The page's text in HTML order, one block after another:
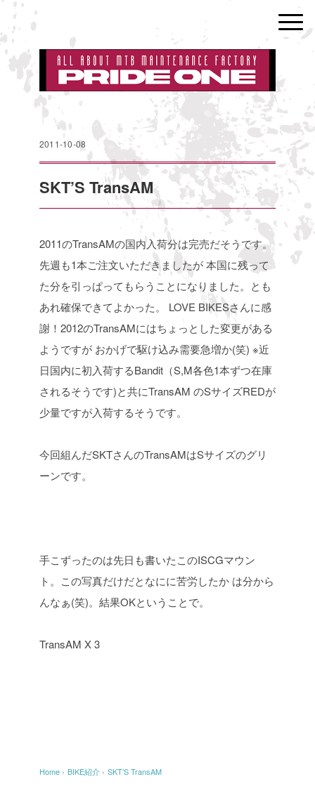
2011-10-08
SKT’S TransAM
2011のTransAMの国内入荷分は完売だそうです。
先週も1本ご注文いただきましたが本国に残って
た分を引っぱってもらうことになりました。とも
あれ確保できてよかった。
LOVE BIKESさんに感
謝！2012のTransAMにはちょっとした変更がある
ようですが おかげで駆け込み需要急増か(笑) ※近
日国内に初入荷するBandit（S,M各色1本ずつ在庫
されるそうです)と共にTransAM のSサイズREDが
少量ですが入荷するそうです。
今回組んだSKTさんのTransAMはSサイズのグリ
ーンです。
手こずったのは先日も書いたこのISCGマウン
ト。この写真だけだとなにに苦労したか は分から
んなぁ(笑)。結果OKということで。
TransAM X 3
Home › BIKE紹介 › SKT’S TransAM